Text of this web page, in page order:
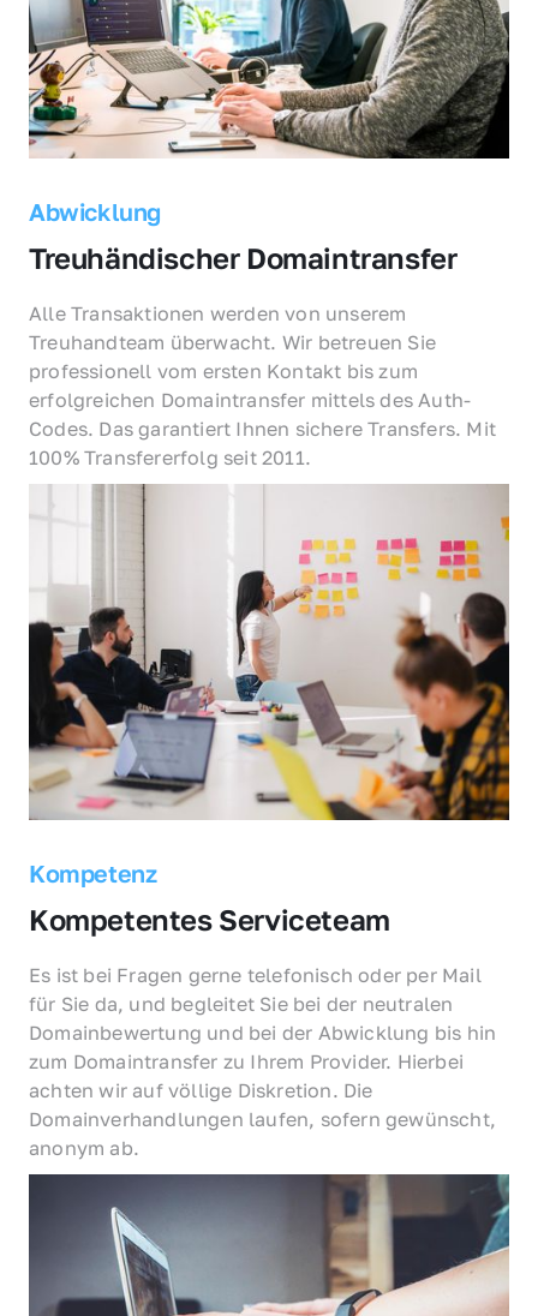
Abwicklung
Treuhändischer Domaintransfer
Alle Transaktionen werden von unserem
Treuhandteam überwacht. Wir betreuen Sie
professionell vom ersten Kontakt bis zum
erfolgreichen Domaintransfer mittels des Auth-
Codes. Das garantiert Ihnen sichere Transfers. Mit
100% Transfererfolg seit 2011.
Kompetenz
Kompetentes Serviceteam
Es ist bei Fragen gerne telefonisch oder per Mail
für Sie da, und begleitet Sie bei der neutralen
Domainbewertung und bei der Abwicklung bis hin
zum Domaintransfer zu Ihrem Provider. Hierbei
achten wir auf völlige Diskretion. Die
Domainverhandlungen laufen, sofern gewünscht,
anonym ab.